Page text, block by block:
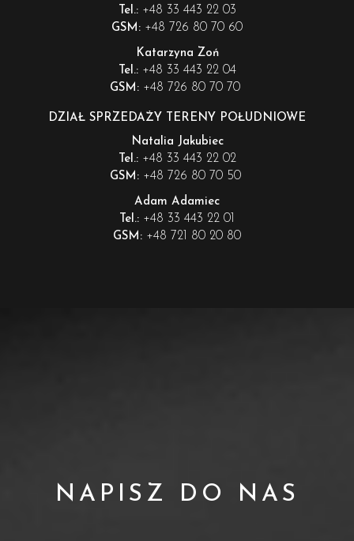
Tel.: +48 33 443 22 03
GSM: +48 726 80 70 60
Katarzyna Zoń
Tel.: +48 33 443 22 04
GSM: +48 726 80 70 70
DZIAŁ SPRZEDAŻY TERENY POŁUDNIOWE
Natalia Jakubiec
Tel.:+48 33 443 22 02
GSM:+48 726 80 70 50
Adam Adamiec
Tel.: +48 33 443 22 01
GSM: +48 721 80 20 80
NAPISZ DO NAS